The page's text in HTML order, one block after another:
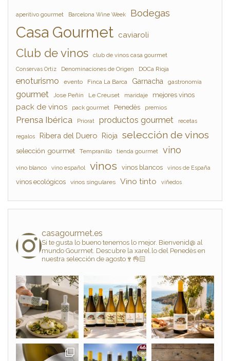
aperitivo gourmet Barcelona Wine Week Bodegas
Casa Gourmet caviaroli
Club de vinos club de vinos casa gourmet
Conservas Ortiz Denominaciones de Origen DOCa Rioja
enoturismo evento Finca La Barca Garnacha gastronomía
gourmet Jose Peñín Le Creuset maridaje mejores vinos
pack de vinos pack gourmet Penedès premios
Prensa Ibérica Priorat productos gourmet recetas
regalos Ribera del Duero Rioja selección de vinos
selección gourmet Tempranillo tienda gourmet vino
vino blanco vino español vinos vinos blancos vinos de España
vinos ecológicos vinos singulares Vino tinto viñedos
casagourmet.es
Si te gusta lo bueno tenemos lo mejor. Bienvenid@ al
mundo Gourmet. Descubre la xarel.lo del Penedès en
nuestra selección de agosto🍷👌🏻